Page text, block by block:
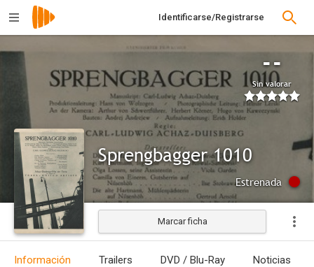
Identificarse/Registrarse
--
Sin valorar
Sprengbagger 1010
Estrenada
Marcar ficha
Información Trailers DVD / Blu-Ray Noticias